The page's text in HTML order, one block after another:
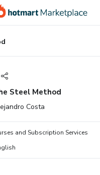
Steel Method
Costa
and Subscription Services